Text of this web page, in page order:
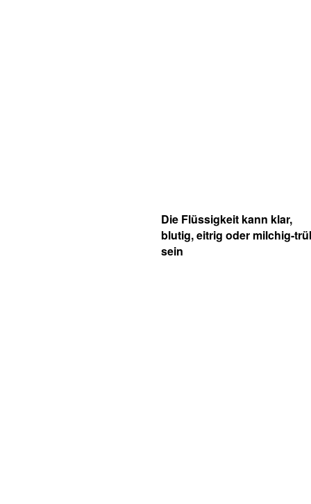
Die Flüssigkeit kann klar,
blutig, eitrig oder milchig-
sein